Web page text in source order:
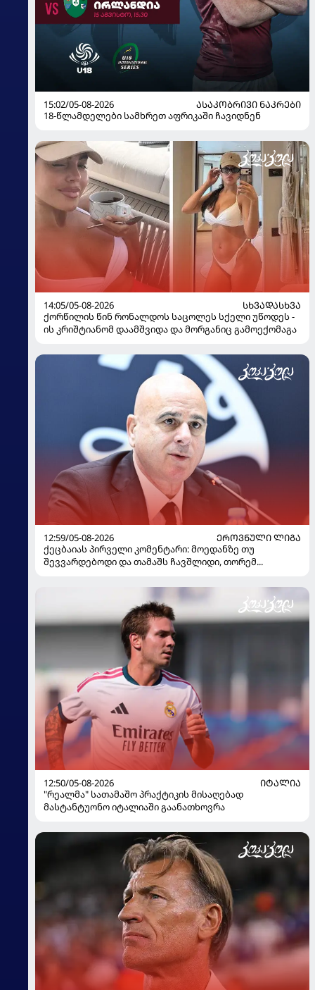
15:02/05-08-2026
ᲐᲡᲐᲙᲝᲑᲠᲘᲕᲘ ᲜᲐᲙᲠᲔᲑᲘ
18-წლამდელები სამხრეთ აფრიკაში ჩავიდნენ
14:05/05-08-2026
ᲡᲮᲕᲐᲓᲐᲡᲮᲕᲐ
ქორწილის წინ რონალდოს საცოლეს სქელი უწოდეს -
ის კრიშტიანომ დაამშვიდა და მორგანიც გამოექომაგა
12:59/05-08-2026
ᲔᲠᲝᲕᲜᲣᲚᲘ ᲚᲘᲒᲐ
ქეცბაიას პირველი კომენტარი: მოედანზე თუ
შევვარდებოდი და თამაშს ჩავშლიდი, თორემ...
12:50/05-08-2026
ᲘᲢᲐᲚᲘᲐ
"რეალმა" სათამაშო პრაქტიკის მისაღებად
მასტანტუონო იტალიაში გაანათხოვრა